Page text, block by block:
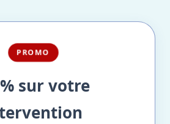
PROMO
sur votre